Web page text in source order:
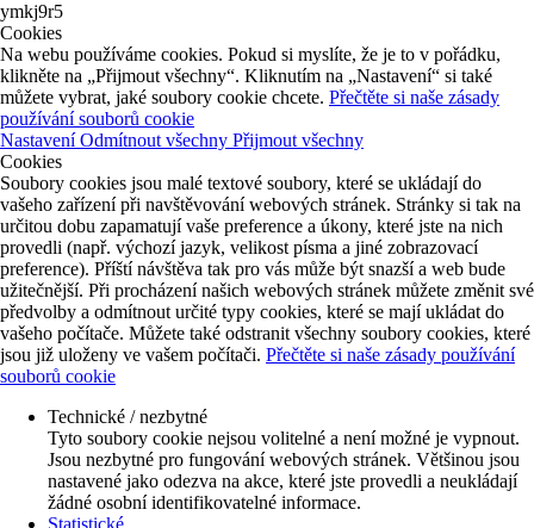
ymkj9r5
Cookies
Na webu používáme cookies. Pokud si myslíte, že je to v pořádku,
klikněte na „Přijmout všechny“. Kliknutím na „Nastavení“ si také
můžete vybrat, jaké soubory cookie chcete. Přečtěte si naše zásady
používání souborů cookie
NastaveníOdmítnout všechny Přijmout všechny
Cookies
Soubory cookies jsou malé textové soubory, které se ukládají do
vašeho zařízení při navštěvování webových stránek. Stránky si tak na
určitou dobu zapamatují vaše preference a úkony, které jste na nich
provedli (např. výchozí jazyk, velikost písma a jiné zobrazovací
preference). Příští návštěva tak pro vás může být snazší a web bude
užitečnější. Při procházení našich webových stránek můžete změnit své
předvolby a odmítnout určité typy cookies, které se mají ukládat do
vašeho počítače. Můžete také odstranit všechny soubory cookies, které
jsou již uloženy ve vašem počítači. Přečtěte si naše zásady používání
souborů cookie
Technické / nezbytné
Tyto soubory cookie nejsou volitelné a není možné je vypnout.
Jsou nezbytné pro fungování webových stránek. Většinou jsou
nastavené jako odezva na akce, které jste provedli a neukládají
žádné osobní identifikovatelné informace.
Statistické